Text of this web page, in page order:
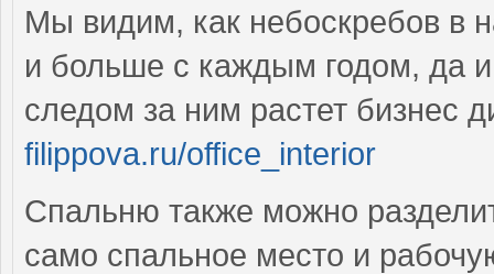
Мы видим, как небоскребов в
и больше с каждым годом, да и
следом за ним растет бизнес
filippova.ru/office_interior
Спальню также можно
само спальное место и